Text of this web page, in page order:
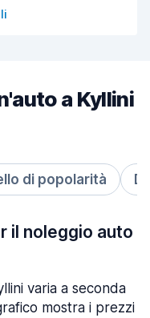
a Kyllini
di popolarità
il noleggio auto
varia a seconda
mostra i prezzi